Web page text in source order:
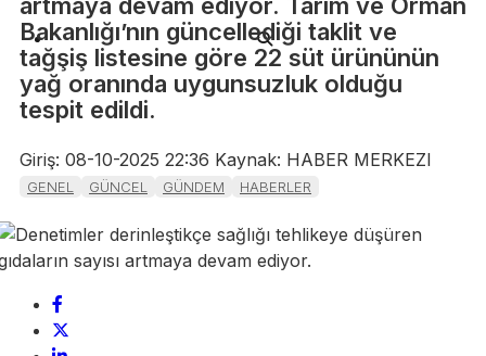
Bakanlığı’nın güncellediği taklit ve
tağşiş listesine göre 22 süt ürününün
yağ oranında uygunsuzluk olduğu
tespit edildi.
Giriş: 08-10-2025 22:36 Kaynak: HABER MERKEZI
GENEL GÜNCEL GÜNDEM HABERLER